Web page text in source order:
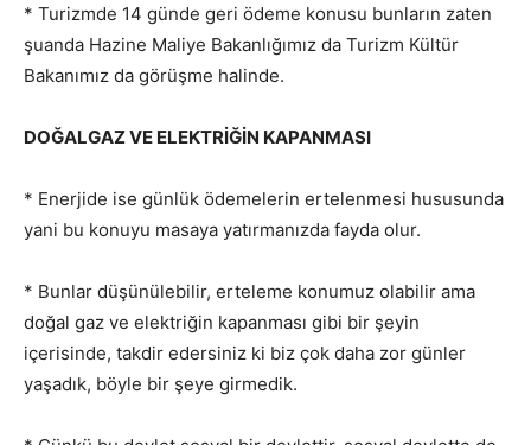
* Turizmde 14 günde geri ödeme konusu bunların zaten
şuanda Hazine Maliye Bakanlığımız da Turizm Kültür
Bakanımız da görüşme halinde.
DOĞALGAZ VE ELEKTRİĞİN KAPANMASI
* Enerjide ise günlük ödemelerin ertelenmesi hususunda
yani bu konuyu masaya yatırmanızda fayda olur.
* Bunlar düşünülebilir, erteleme konumuz olabilir ama
doğal gaz ve elektriğin kapanması gibi bir şeyin
içerisinde, takdir edersiniz ki biz çok daha zor günler
yaşadık, böyle bir şeye girmedik.